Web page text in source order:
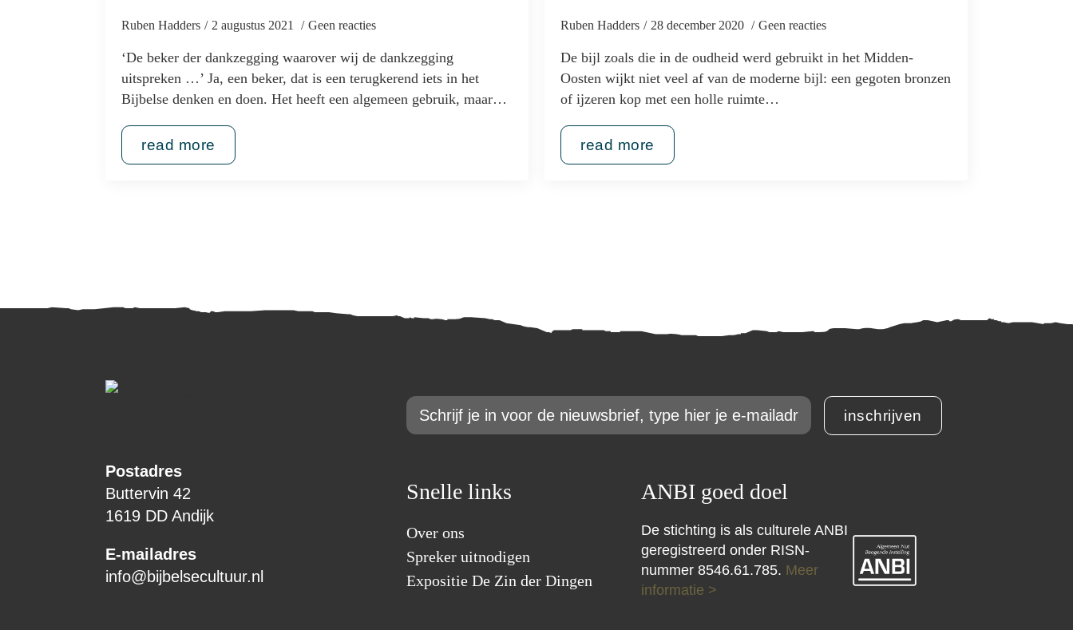
Ruben Hadders 2 augustus 2021 Geen reacties
‘De beker der dankzegging waarover wij de dankzegging
uitspreken …’ Ja, een beker, dat is een terugkerend iets in het
Bijbelse denken en doen. Het heeft een algemeen gebruik, maar…
read more
Ruben Hadders 28 december 2020 Geen reacties
De bijl zoals die in de oudheid werd gebruikt in het Midden-
Oosten wijkt niet veel af van de moderne bijl: een gegoten bronzen
of ijzeren kop met een holle ruimte…
read more
Postadres
Buttervin 42
1619 DD Andijk
E-mailadres
info@bijbelsecultuur.nl
Email
inschrijven
Snelle links
Over ons
Spreker uitnodigen
Expositie De Zin der Dingen
ANBI goed doel
De stichting is als culturele ANBI
geregistreerd onder RISN-
nummer 8546.61.785. Meer
informatie >